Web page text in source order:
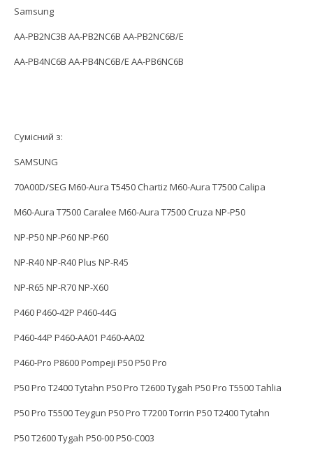
Samsung
AA-PB2NC3B AA-PB2NC6B AA-PB2NC6B/E
AA-PB4NC6B AA-PB4NC6B/E AA-PB6NC6B
Сумісний з:
SAMSUNG
70A00D/SEG M60-Aura T5450 Chartiz M60-Aura T7500 Calipa
M60-Aura T7500 Caralee M60-Aura T7500 Cruza NP-P50
NP-P50 NP-P60 NP-P60
NP-R40 NP-R40 Plus NP-R45
NP-R65 NP-R70 NP-X60
P460 P460-42P P460-44G
P460-44P P460-AA01 P460-AA02
P460-Pro P8600 Pompeji P50 P50 Pro
P50 Pro T2400 Tytahn P50 Pro T2600 Tygah P50 Pro T5500 Tahlia
P50 Pro T5500 Teygun P50 Pro T7200 Torrin P50 T2400 Tytahn
P50 T2600 Tygah P50-00 P50-C003